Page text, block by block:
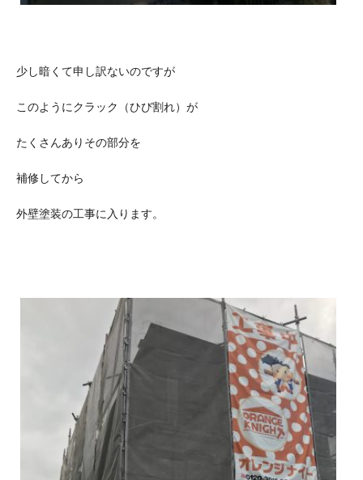
少し暗くて申し訳ないのですが
このようにクラック（ひび割れ）が
たくさんありその部分を
補修してから
外壁塗装の工事に入ります。